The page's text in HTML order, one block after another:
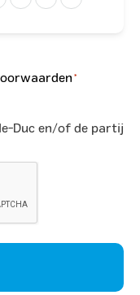
*
Duc en/of de partij